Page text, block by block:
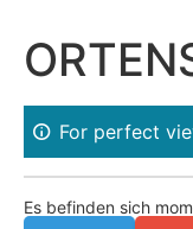
For perfect
Es befinden sich